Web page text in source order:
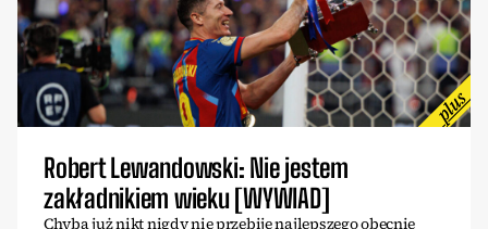
Robert Lewandowski: Nie jestem
zakładnikiem wieku [WYWIAD]
Chyba już nikt nigdy nie przebije najlepszego obecnie